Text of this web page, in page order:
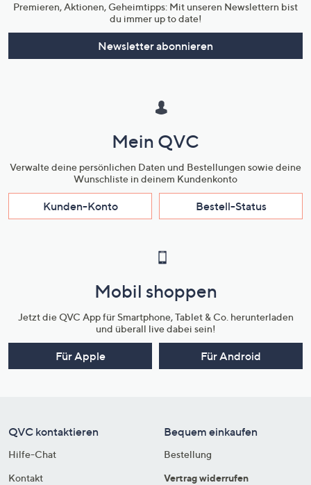
Premieren, Aktionen, Geheimtipps: Mit unseren Newslettern bist
du immer up to date!
Newsletter abonnieren
Mein QVC
Verwalte deine persönlichen Daten und Bestellungen sowie deine
Wunschliste in deinem Kundenkonto
Kunden-Konto Bestell-Status
Mobil shoppen
Jetzt die QVC App für Smartphone, Tablet & Co. herunterladen
und überall live dabei sein!
Für Apple Für Android
QVC kontaktieren
Hilfe-Chat
Kontakt
Bequem einkaufen
Bestellung
Vertrag widerrufen